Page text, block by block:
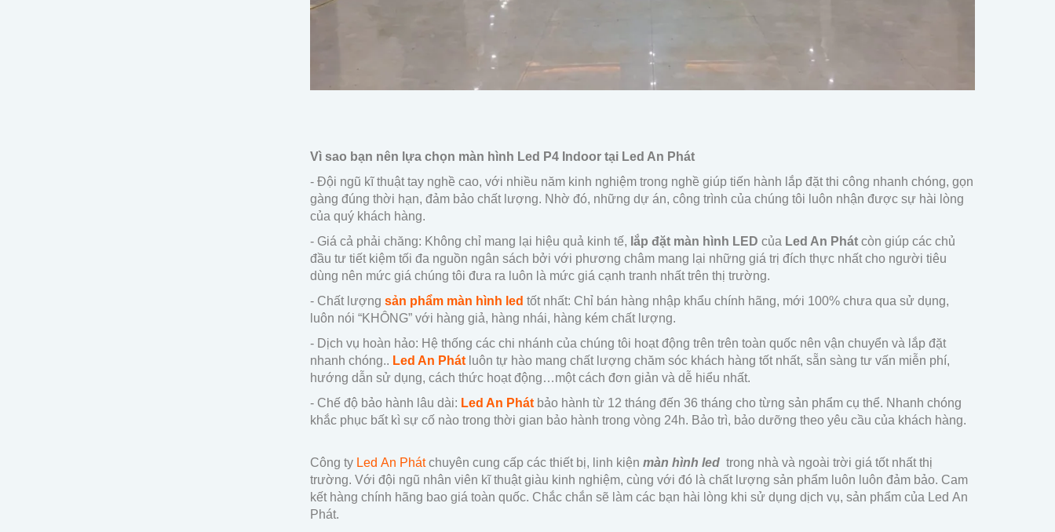
Vì sao bạn nên lựa chọn màn hình Led P4 Indoor tại Led An Phát
- Đội ngũ kĩ thuật tay nghề cao, với nhiều năm kinh nghiệm trong nghề giúp tiến hành lắp đặt thi công nhanh chóng, gọn
gàng đúng thời hạn, đảm bảo chất lượng. Nhờ đó, những dự án, công trình của chúng tôi luôn nhận được sự hài lòng
của quý khách hàng.
- Giá cả phải chăng: Không chỉ mang lại hiệu quả kinh tế, lắp đặt màn hình LED của Led An Phátcòn giúp các chủ
đầu tư tiết kiệm tối đa nguồn ngân sách bởi với phương châm mang lại những giá trị đích thực nhất cho người tiêu
dùng nên mức giá chúng tôi đưa ra luôn là mức giá cạnh tranh nhất trên thị trường.
- Chất lượng sản phẩm màn hình led tốt nhất: Chỉ bán hàng nhập khẩu chính hãng, mới 100% chưa qua sử dụng,
luôn nói “KHÔNG” với hàng giả, hàng nhái, hàng kém chất lượng.
- Dịch vụ hoàn hảo: Hệ thống các chi nhánh của chúng tôi hoạt động trên trên toàn quốc nên vận chuyển và lắp đặt
nhanh chóng.. Led An Phátluôn tự hào mang chất lượng chăm sóc khách hàng tốt nhất, sẵn sàng tư vấn miễn phí,
hướng dẫn sử dụng, cách thức hoạt động…một cách đơn giản và dễ hiểu nhất.
- Chế độ bảo hành lâu dài: Led An Phátbảo hành từ 12 tháng đến 36 tháng cho từng sản phẩm cụ thể. Nhanh chóng
khắc phục bất kì sự cố nào trong thời gian bảo hành trong vòng 24h. Bảo trì, bảo dưỡng theo yêu cầu của khách hàng.
Công ty Led An Phát chuyên cung cấp các thiết bị, linh kiện màn hình led trong nhà và ngoài trời giá tốt nhất thị
trường. Với đội ngũ nhân viên kĩ thuật giàu kinh nghiệm, cùng với đó là chất lượng sản phẩm luôn luôn đảm bảo. Cam
kết hàng chính hãng bao giá toàn quốc. Chắc chắn sẽ làm các bạn hài lòng khi sử dụng dịch vụ, sản phẩm của Led An
Phát.